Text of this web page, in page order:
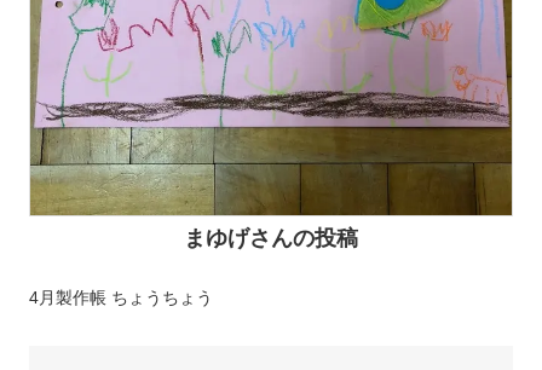
まゆげさんの投稿
4月製作帳 ちょうちょう